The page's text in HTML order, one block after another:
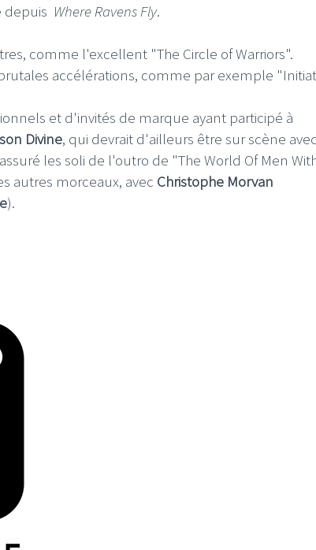
depuis Where Ravens Fly.
comme l'excellent "The Circle of Warriors".
accélérations, comme par exemple
et d'invités de marque ayant participé à
Divine, qui devrait d'ailleurs être sur scène
les soli de l'outro de "The World Of Men
autres morceaux, avec Christophe Morvan
).